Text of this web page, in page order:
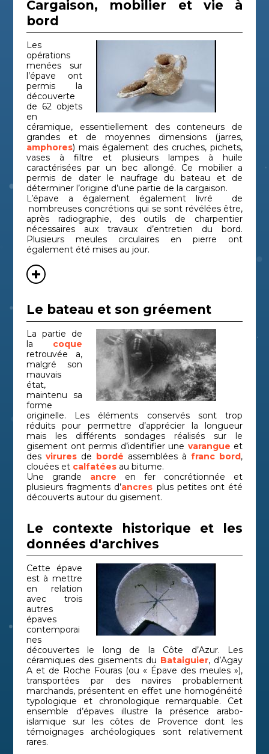
Cargaison, mobilier et vie à
bord
Les
opérations
menées sur
l’épave ont
permis la
découverte
de 62 objets
en
céramique, essentiellement des conteneurs de
grandes et de moyennes dimensions (jarres,
amphores) mais également des cruches, pichets,
vases à filtre et plusieurs lampes à huile
caractérisées par un bec allongé. Ce mobilier a
permis de dater le naufrage du bateau et de
déterminer l’origine d’une partie de la cargaison.
L’épave a également également livré de
nombreuses concrétions qui se sont révélées être,
après radiographie, des outils de charpentier
nécessaires aux travaux d’entretien du bord.
Plusieurs meules circulaires en pierre ont
également été mises au jour.
Le bateau et son gréement
La partie de
la coque
retrouvée a,
malgré son
mauvais
état,
maintenu sa
forme
originelle. Les éléments conservés
sont trop
réduits pour permettre d’apprécier la longueur
mais les différents sondages réalisés sur le
gisement ont permis d’identifier une varangue et
des virures de bordé assemblées à franc bord,
clouées et calfatées au bitume.
Une grande ancre en fer concrétionnée et
plusieurs fragments d’ancres plus petites ont été
découverts autour du gisement.
Le contexte historique et les
données d'archives
Cette épave
est à mettre
en relation
avec trois
autres
épaves
contemporai
nes
découvertes le long de la Côte d’Azur. Les
céramiques des gisements du Bataiguier, d’Agay
A et de Roche Fouras (ou « Épave des meules »),
transportées par des navires probablement
marchands, présentent en effet une homogénéité
typologique et chronologique remarquable. Cet
ensemble d’épaves illustre la présence arabo-
islamique sur les côtes de Provence dont les
témoignages archéologiques sont relativement
rares.